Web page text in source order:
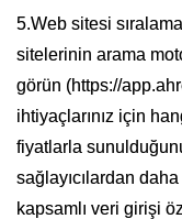
5.Web sitesi
sitelerinin arama
görün (https://
ihtiyaçlarınız için
fiyatlarla
sağlayıcılardan
kapsamlı veri girişi